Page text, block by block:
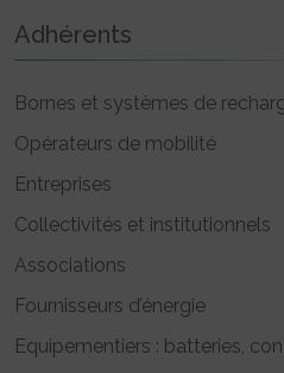
Adhérents
Bornes et systèmes de
Opérateurs de mobilité
Entreprises
Collectivités et institutionnels
Associations
Fournisseurs d’énergie
Equipementiers : batteries,